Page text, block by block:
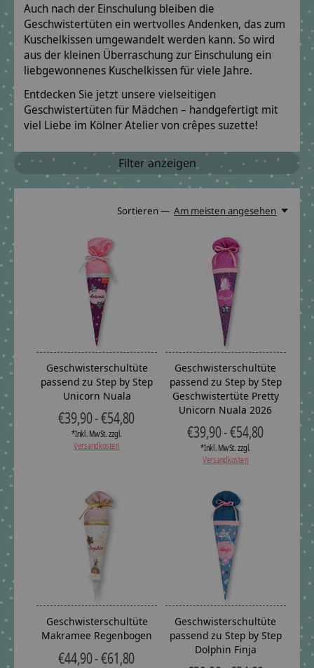
Auch nach der Einschulung bleiben die
Geschwistertüten ein wertvolles Andenken, das zum
Kuschelkissen umgewandelt werden kann. So wird
aus der kleinen Überraschung zur Einschulung ein
liebgewonnenes Kuschelkissen für viele Jahre.
Entdecken Sie jetzt unsere vielseitigen
Geschwistertüten für Mädchen – handgefertigt mit
viel Liebe im Kölner Atelier von crêpes suzette!
Filter anzeigen
Sortieren — Am meisten angesehen
Geschwisterschultüte
passend zu Step by Step
Unicorn Nuala
€39,90 - €54,80
*Inkl. MwSt. zzgl.
Versandkosten
Geschwisterschultüte
passend zu Step by Step
Geschwistertüte Pretty
Unicorn Nuala 2026
€39,90 - €54,80
*Inkl. MwSt. zzgl.
Versandkosten
Geschwisterschultüte
Makramee Regenbogen
€44,90 - €61,80
Geschwisterschultüte
passend zu Step by Step
Dolphin Finja